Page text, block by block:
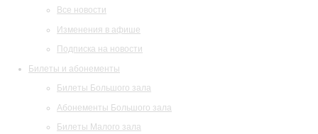
Все новости
Изменения в афише
Подписка на новости
Билеты и абонементы
Билеты Большого зала
Абонементы Большого зала
Билеты Малого зала